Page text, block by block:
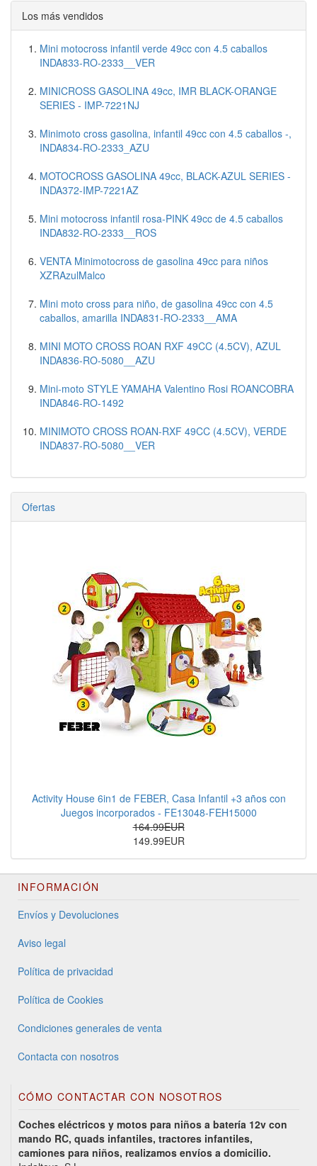
Los más vendidos
Mini motocross infantil verde 49cc con 4.5 caballos
INDA833-RO-2333__VER
MINICROSS GASOLINA 49cc, IMR BLACK-ORANGE
SERIES - IMP-7221NJ
Minimoto cross gasolina, infantil 49cc con 4.5 caballos -,
INDA834-RO-2333_AZU
MOTOCROSS GASOLINA 49cc, BLACK-AZUL SERIES -
INDA372-IMP-7221AZ
Mini motocross infantil rosa-PINK 49cc de 4.5 caballos
INDA832-RO-2333__ROS
VENTA Minimotocross de gasolina 49cc para niños
XZRAzulMalco
Mini moto cross para niño, de gasolina 49cc con 4.5
caballos, amarilla INDA831-RO-2333__AMA
MINI MOTO CROSS ROAN RXF 49CC (4.5CV), AZUL
INDA836-RO-5080__AZU
Mini-moto STYLE YAMAHA Valentino Rosi ROANCOBRA
INDA846-RO-1492
MINIMOTO CROSS ROAN-RXF 49CC (4.5CV), VERDE
INDA837-RO-5080__VER
Ofertas
Activity House 6in1 de FEBER, Casa Infantil +3 años con
Juegos incorporados - FE13048-FEH15000
164.99EUR
149.99EUR
INFORMACIÓN
Envíos y Devoluciones
Aviso legal
Política de privacidad
Política de Cookies
Condiciones generales de venta
Contacta con nosotros
CÓMO CONTACTAR CON NOSOTROS
Coches eléctricos y motos para niños a batería 12v con
mando RC, quads infantiles, tractores infantiles,
camiones para niños, realizamos envíos a domicilio.